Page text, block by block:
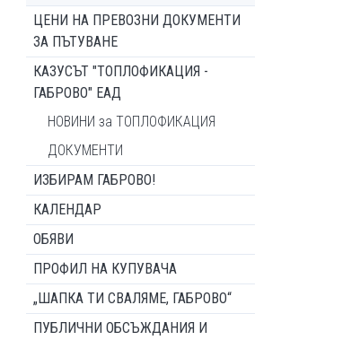
ЦЕНИ НА ПРЕВОЗНИ ДОКУМЕНТИ
ЗА ПЪТУВАНЕ
КАЗУСЪТ "ТОПЛОФИКАЦИЯ -
ГАБРОВО" ЕАД
НОВИНИ за ТОПЛОФИКАЦИЯ
ДОКУМЕНТИ
ИЗБИРАМ ГАБРОВО!
КАЛЕНДАР
ОБЯВИ
ПРОФИЛ НА КУПУВАЧА
„ШАПКА ТИ СВАЛЯМЕ, ГАБРОВО“
ПУБЛИЧНИ ОБСЪЖДАНИЯ И